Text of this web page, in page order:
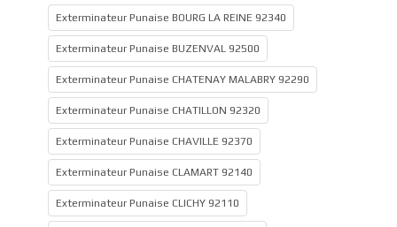
Exterminateur Punaise BOURG LA REINE 92340
Exterminateur Punaise BUZENVAL 92500
Exterminateur Punaise CHATENAY MALABRY 92290
Exterminateur Punaise CHATILLON 92320
Exterminateur Punaise CHAVILLE 92370
Exterminateur Punaise CLAMART 92140
Exterminateur Punaise CLICHY 92110